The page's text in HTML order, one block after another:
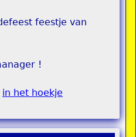
feestje van
!
in het hoekje